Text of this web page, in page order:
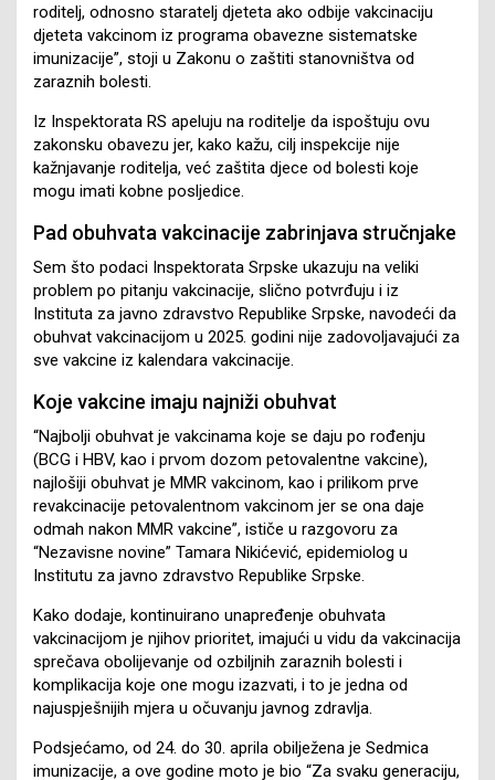
roditelj, odnosno staratelj djeteta ako odbije vakcinaciju
djeteta vakcinom iz programa obavezne sistematske
imunizacije”, stoji u Zakonu o zaštiti stanovništva od
zaraznih bolesti.
Iz Inspektorata RS apeluju na roditelje da ispoštuju ovu
zakonsku obavezu jer, kako kažu, cilj inspekcije nije
kažnjavanje roditelja, već zaštita djece od bolesti koje
mogu imati kobne posljedice.
Pad obuhvata vakcinacije zabrinjava stručnjake
Sem što podaci Inspektorata Srpske ukazuju na veliki
problem po pitanju vakcinacije, slično potvrđuju i iz
Instituta za javno zdravstvo Republike Srpske, navodeći da
obuhvat vakcinacijom u 2025. godini nije zadovoljavajući za
sve vakcine iz kalendara vakcinacije.
Koje vakcine imaju najniži obuhvat
“Najbolji obuhvat je vakcinama koje se daju po rođenju
(BCG i HBV, kao i prvom dozom petovalentne vakcine),
najlošiji obuhvat je MMR vakcinom, kao i prilikom prve
revakcinacije petovalentnom vakcinom jer se ona daje
odmah nakon MMR vakcine”, ističe u razgovoru za
“Nezavisne novine” Tamara Nikićević, epidemiolog u
Institutu za javno zdravstvo Republike Srpske.
Kako dodaje, kontinuirano unapređenje obuhvata
vakcinacijom je njihov prioritet, imajući u vidu da vakcinacija
sprečava obolijevanje od ozbiljnih zaraznih bolesti i
komplikacija koje one mogu izazvati, i to je jedna od
najuspješnijih mjera u očuvanju javnog zdravlja.
Podsjećamo, od 24. do 30. aprila obilježena je Sedmica
imunizacije, a ove godine moto je bio “Za svaku generaciju,